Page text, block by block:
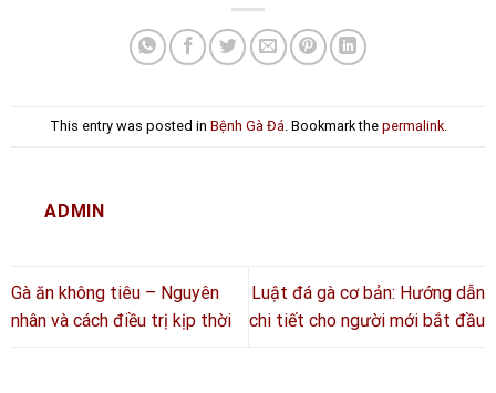
This entry was posted in Bệnh Gà Đá . Bookmark the permalink.
ADMIN
Gà ăn không tiêu – Nguyên
nhân và cách điều trị kịp thời
Luật đá gà cơ bản: Hướng dẫn
chi tiết cho người mới bắt đầu